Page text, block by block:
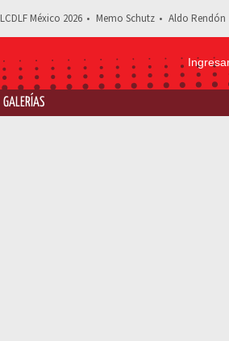
LCDLF México 2026 Memo Schutz Aldo Rendón
GALERÍAS